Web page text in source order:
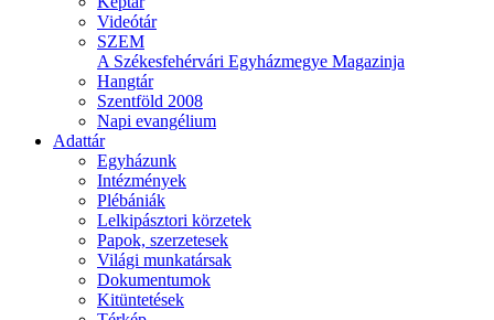
Videótár
SZEM
A Székesfehérvári Egyházmegye Magazinja
Hangtár
Szentföld 2008
Napi evangélium
Adattár
Egyházunk
Intézmények
Plébániák
Lelkipásztori körzetek
Papok, szerzetesek
Világi munkatársak
Dokumentumok
Kitüntetések